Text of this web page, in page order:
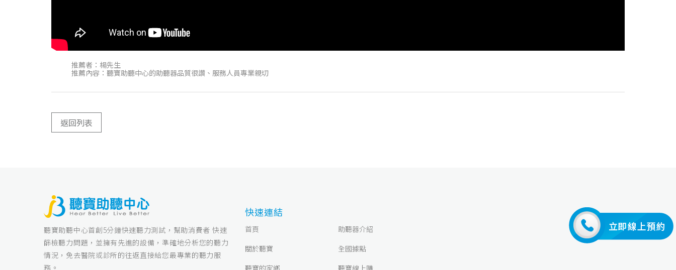
推薦者：楊先生
推薦內容：聽寶助聽中心的助聽器品質很讚、服務人員專業親切
返回列表
聽寶助聽中心首創5分鐘快速聽力測試，幫助消費者 快速
篩檢聽力問題，並擁有先進的設備，準確地分析您的聽力
情況，免去醫院或診所的往返直接給您最專業的聽力服
務。
快速連結
首頁
關於聽寶
聽寶的家鄉
助聽器介紹
全國據點
聽寶線上購